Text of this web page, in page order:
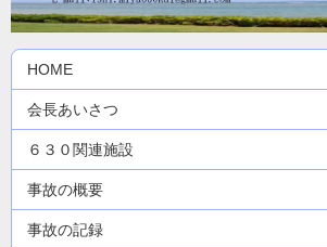
HOME
会長あいさつ
６３０関連施設
事故の概要
事故の記録